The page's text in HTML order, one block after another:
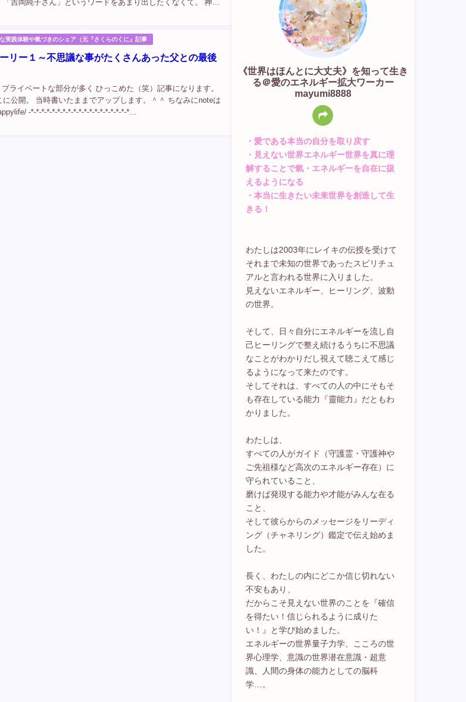
吉岡純子さん」というワードをあまり出したくなくて。 神聖
、 大切に取っておきたい感じで、（笑） 話の流れで何度かお
実践体験や氣づきのシェア（元『さくらのくに』記事
リー１～不思議な事がたくさんあった父との最後
ライベートな部分が多く ひっこめた（笑）記事になります。
公開。 当時書いたままでアップします。＾＾ ちなみにnoteは
-*-*-*-*-*-*-*-*-*-*-*-*-*-*-*-*-*-*-*...
《世界はほんとに大丈夫》を知って生き
る＠愛のエネルギー拡大ワーカー
mayumi8888
・愛である本当の自分を取り戻す
・見えない世界エネルギー世界を真に理
解することで氣・エネルギーを自在に扱
えるようになる
・本当に生きたい未来世界を創造して生
きる！
わたしは2003年にレイキの伝授を受けて
それまで未知の世界であったスピリチュ
アルと言われる世界に入りました。
見えないエネルギー、ヒーリング、波動
の世界。
そして、日々自分にエネルギーを流し自
己ヒーリングで整え続けるうちに不思議
なことがわかりだし視えて聴こえて感じ
るようになって来たのです。
そしてそれは、すべての人の中にそもそ
も存在している能力『靈能力』だともわ
かりました。
わたしは、
すべての人がガイド（守護霊・守護神や
ご先祖様など高次のエネルギー存在）に
守られていること、
磨けば発現する能力や才能がみんな在る
こと、
そして彼らからのメッセージをリーディ
ング（チャネリング）鑑定で伝え始めま
した。
長く、わたしの内にどこか信じ切れない
不安もあり、
だからこそ見えない世界のことを『確信
を得たい！信じられるように成りた
い！』と学び始めました。
エネルギーの世界量子力学、こころの世
界心理学、意識の世界潜在意識・超意
識、人間の身体の能力としての脳科
学…。